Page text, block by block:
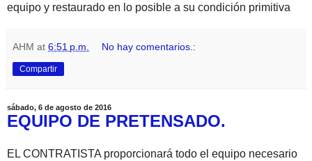
equipo y restaurado en lo posible a su condición primitiva
AHM at 6:51 p.m. No hay comentarios.:
Compartir
sábado, 6 de agosto de 2016
EQUIPO DE PRETENSADO.
EL CONTRATISTA proporcionará todo el equipo necesario